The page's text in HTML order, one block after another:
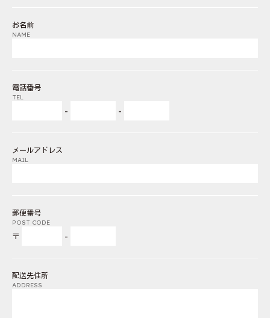
お名前
NAME
電話番号
TEL
- -
メールアドレス
MAIL
郵便番号
POST CODE
〒 -
配送先住所
ADDRESS